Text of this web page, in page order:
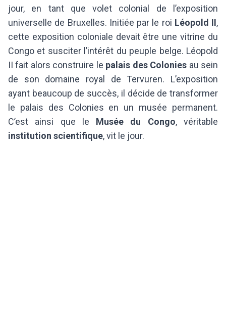
jour, en tant que volet colonial de l’exposition
universelle de Bruxelles. Initiée par le roi Léopold II,
cette exposition coloniale devait être une vitrine du
Congo et susciter l’intérêt du peuple belge. Léopold
II fait alors construire le palais des Colonies au sein
de son domaine royal de Tervuren. L’exposition
ayant beaucoup de succès, il décide de transformer
le palais des Colonies en un musée permanent.
C’est ainsi que le Musée du Congo, véritable
institution scientifique, vit le jour.